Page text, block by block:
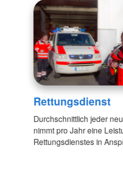
Rettungsdienst
Durchschnittlich jeder
nimmt pro Jahr eine
Rettungsdienstes in